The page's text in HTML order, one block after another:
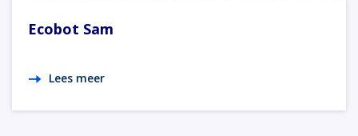
Ecobot Sam
Lees meer